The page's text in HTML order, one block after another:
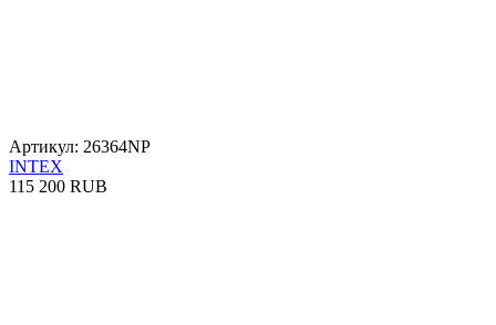
Артикул: 26364NP
INTEX
115 200 RUB